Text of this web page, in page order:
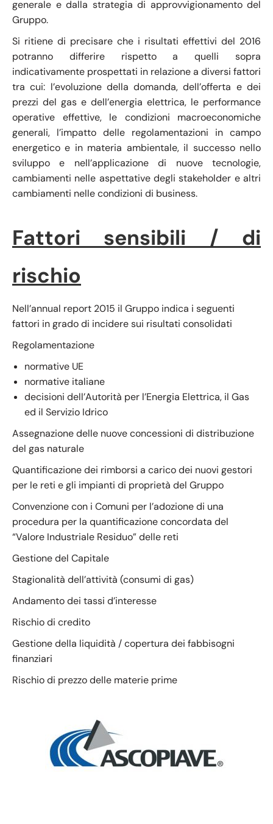
generale e dalla strategia di approvvigionamento del
Gruppo.
Si ritiene di precisare che i risultati effettivi del 2016
potranno differire rispetto a quelli sopra
indicativamente prospettati in relazione a diversi fattori
tra cui: l’evoluzione della domanda, dell’offerta e dei
prezzi del gas e dell’energia elettrica, le performance
operative effettive, le condizioni macroeconomiche
generali, l’impatto delle regolamentazioni in campo
energetico e in materia ambientale, il successo nello
sviluppo e nell’applicazione di nuove tecnologie,
cambiamenti nelle aspettative degli stakeholder e altri
cambiamenti nelle condizioni di business.
Fattori sensibili / di
rischio
Nell’annual report 2015 il Gruppo indica i seguenti
fattori in grado di incidere sui risultati consolidati
Regolamentazione
normative UE
normative italiane
decisioni dell’Autorità per l’Energia Elettrica, il Gas
ed il Servizio Idrico
Assegnazione delle nuove concessioni di distribuzione
del gas naturale
Quantificazione dei rimborsi a carico dei nuovi gestori
per le reti e gli impianti di proprietà del Gruppo
Convenzione con i Comuni per l’adozione di una
procedura per la quantificazione concordata del
“Valore Industriale Residuo” delle reti
Gestione del Capitale
Stagionalità dell’attività (consumi di gas)
Andamento dei tassi d’interesse
Rischio di credito
Gestione della liquidità / copertura dei fabbisogni
finanziari
Rischio di prezzo delle materie prime